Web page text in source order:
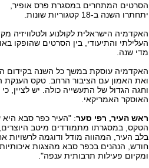
הסרטים המתחרים במסגרת פרס אופיר,
יתחתרו השנה ב-18 קטגוריות שונות.
העלילתי והתיעודי, בין הסרטים שהופקו
מדי שנה.
האקדמיה עוסקת במשך כל השנה בקידום
ואת האמון עם הציבור הרחב. טקס הענקת
וחגה הגדול של התעשייה כולה. יש לציין,
האוסקר האמריקאי.
ראש העיר, רפי סער: "העיר כפר סבא
הטקס, במסגרתו מתמודדים מיטב
בלב העיר, המהווה מודל ודוגמה לרשויות
חודש, הנהנים בכפר סבא מהצגות
ומקיום פעילות תרבותית ענפה".